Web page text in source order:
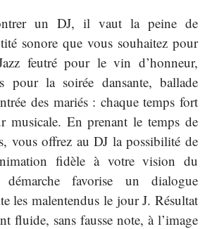
un DJ, il vaut la peine de
sonore que vous souhaitez pour
feutré pour le vin d’honneur,
pour la soirée dansante, ballade
des mariés : chaque temps fort
musicale. En prenant le temps de
vous offrez au DJ la possibilité de
fidèle à votre vision du
démarche favorise un dialogue
les malentendus le jour J. Résultat
fluide, sans fausse note, à l’image